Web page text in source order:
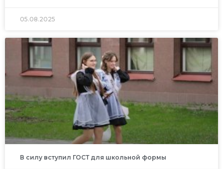
05.08.2025
В силу вступил ГОСТ для школьной формы